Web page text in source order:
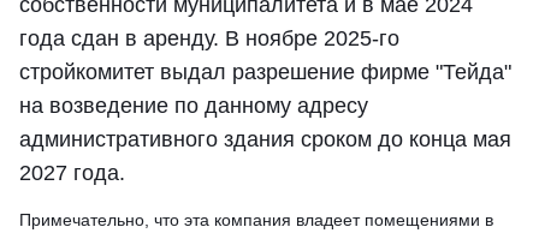
года сдан в аренду. В ноябре 2025-го
стройкомитет выдал разрешение фирме "Тейда"
на возведение по данному адресу
административного здания сроком до конца мая
2027 года.
Примечательно, что эта компания владеет помещениями в